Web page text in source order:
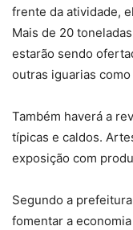
frente da atividade,
Mais de 20
estarão sendo
outras iguarias
Também haverá a
típicas e caldos.
exposição com
Segundo a
fomentar a